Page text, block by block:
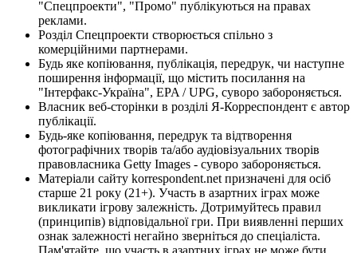
"Спецпроекти", "Промо" публікуються на правах
реклами.
Розділ Спецпроекти створюється спільно з
комерційними партнерами.
Будь яке копіювання, публікація, передрук, чи наступне
поширення інформації, що містить посилання на
"Інтерфакс-Україна", EPA / UPG, суворо забороняється.
Власник веб-сторінки в розділі Я-Корреспондент є автор
публікації.
Будь-яке копіювання, передрук та відтворення
фотографічних творів та/або аудіовізуальних творів
правовласника Getty Images - суворо забороняється.
Матеріали сайту korrespondent.net призначені для осіб
старше 21 року (21+). Участь в азартних іграх може
викликати ігрову залежність. Дотримуйтесь правил
(принципів) відповідальної гри. При виявленні перших
ознак залежності негайно зверніться до спеціаліста.